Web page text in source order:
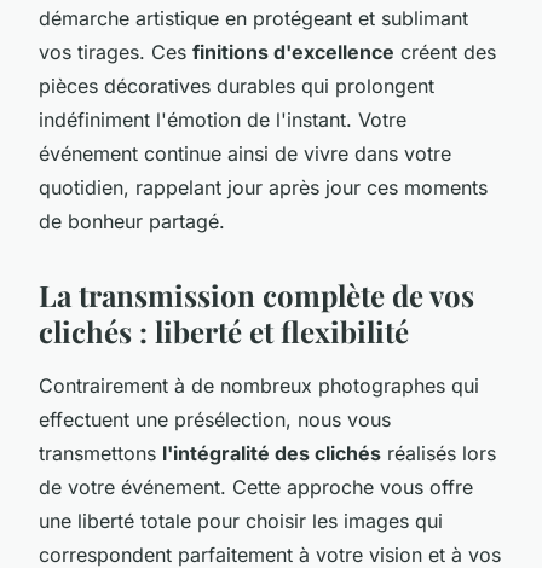
démarche artistique en protégeant et sublimant
vos tirages. Ces finitions d'excellence créent des
pièces décoratives durables qui prolongent
indéfiniment l'émotion de l'instant. Votre
événement continue ainsi de vivre dans votre
quotidien, rappelant jour après jour ces moments
de bonheur partagé.
La transmission complète de vos
clichés : liberté et flexibilité
Contrairement à de nombreux photographes qui
effectuent une présélection, nous vous
transmettons l'intégralité des clichés réalisés lors
de votre événement. Cette approche vous offre
une liberté totale pour choisir les images qui
correspondent parfaitement à votre vision et à vos